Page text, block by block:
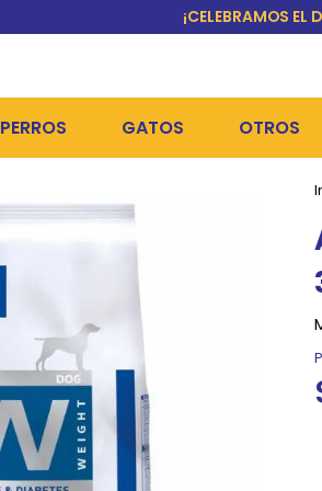
¡CELEBRAMOS
PERROS
ALIMENTOS SECOS
ALIMENTOS HÚMEDOS Y SNACKS
HIGIENE, PELUQUERÍA Y COSMÉTICA
CAMAS Y CASETAS
BOLSOS Y TRANSPORTADORAS
BOLSAS PARA MATERIA
COLLARES, ARNESES Y CORREAS
GATOS
ALIMENTOS HÚMEDOS Y
ARENAS SANITARIAS
COMEDEROS Y BEBEDEROS
JUGUETES Y RASCADORES
COLLARES Y ACCESORIOS
OTROS